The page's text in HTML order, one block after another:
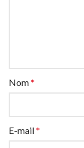
Nom*
E-mail*